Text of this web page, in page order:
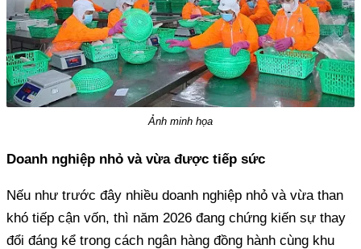
Ảnh minh họa
Doanh nghiệp nhỏ và vừa được tiếp sức
Nếu như trước đây nhiều doanh nghiệp nhỏ và vừa than
khó tiếp cận vốn, thì năm 2026 đang chứng kiến sự thay
đổi đáng kể trong cách ngân hàng đồng hành cùng khu